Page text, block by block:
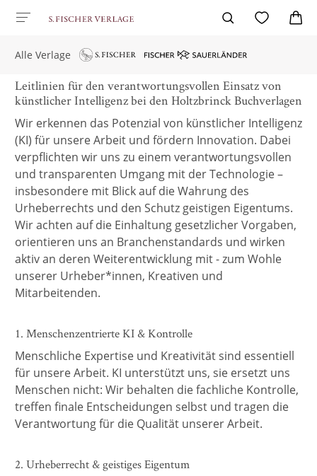
Alle Verlage
Leitlinien für den verantwortungsvollen Einsatz von
künstlicher Intelligenz bei den Holtzbrinck Buchverlagen
Wir erkennen das Potenzial von künstlicher Intelligenz
(KI) für unsere Arbeit und fördern Innovation. Dabei
verpflichten wir uns zu einem verantwortungsvollen
und transparenten Umgang mit der Technologie –
insbesondere mit Blick auf die Wahrung des
Urheberrechts und den Schutz geistigen Eigentums.
Wir achten auf die Einhaltung gesetzlicher Vorgaben,
orientieren uns an Branchenstandards und wirken
aktiv an deren Weiterentwicklung mit - zum Wohle
unserer Urheber*innen, Kreativen und
Mitarbeitenden.
1. Menschenzentrierte KI & Kontrolle
Menschliche Expertise und Kreativität sind essentiell
für unsere Arbeit. KI unterstützt uns, sie ersetzt uns
Menschen nicht: Wir behalten die fachliche Kontrolle,
treffen finale Entscheidungen selbst und tragen die
Verantwortung für die Qualität unserer Arbeit.
2. Urheberrecht & geistiges Eigentum